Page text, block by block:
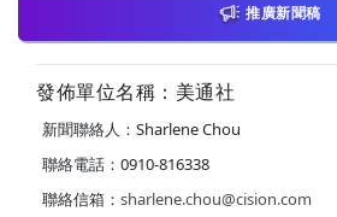
推廣新聞稿
發佈單位名稱：美通社
新聞聯絡人：Sharlene Chou
聯絡電話：0910-816338
聯絡信箱： sharlene.chou@cision.com